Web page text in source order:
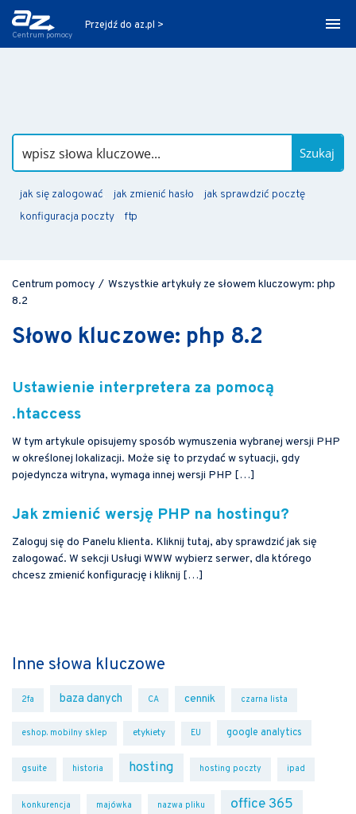
Centrum pomocy
Przejdź do az.pl >
Szukaj
jak się zalogować jak zmienić hasło
jak sprawdzić pocztę
konfiguracja poczty
ftp
Centrum pomocy / Wszystkie artykuły ze słowem kluczowym: php
8.2
Słowo kluczowe: php 8.2
Ustawienie interpretera za pomocą
.htaccess
W tym artykule opisujemy sposób wymuszenia wybranej wersji PHP
w określonej lokalizacji. Może się to przydać w sytuacji, gdy
pojedyncza witryna, wymaga innej wersji PHP […]
Jak zmienić wersję PHP na hostingu?
Zaloguj się do Panelu klienta. Kliknij tutaj, aby sprawdzić jak się
zalogować. W sekcji Usługi WWW wybierz serwer, dla którego
chcesz zmienić konfigurację i kliknij […]
Inne słowa kluczowe
2fa baza danych CA cennik czarna lista
eshop. mobilny sklep etykiety EU google analytics
gsuite historia hosting hosting poczty ipad
konkurencja majówka nazwa pliku office 365